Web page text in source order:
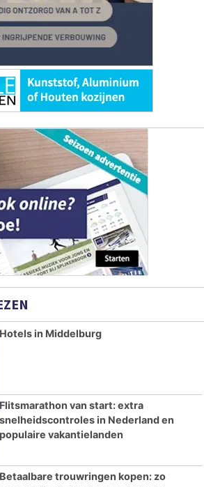
Hotels in Middelburg
Flitsmarathon van start: extra
snelheidscontroles in Nederland en
populaire vakantielanden
Betaalbare trouwringen kopen: zo